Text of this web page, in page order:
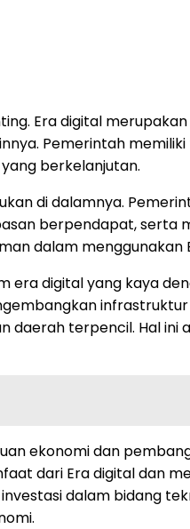
Era digital
Pemerintah
berkelanjutan.
di dalamnya.
berpendapat,
dalam menggunakan
era digital yang kaya
daerah terpencil. Hal ini
ekonomi dan
dari Era digital dan
dalam bidang